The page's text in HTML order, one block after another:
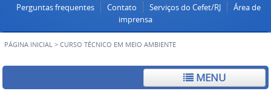
Perguntas frequentes Contato Serviços do Cefet/RJ
Área de
imprensa
PÁGINA INICIAL > CURSO TÉCNICO EM MEIO AMBIENTE
MENU